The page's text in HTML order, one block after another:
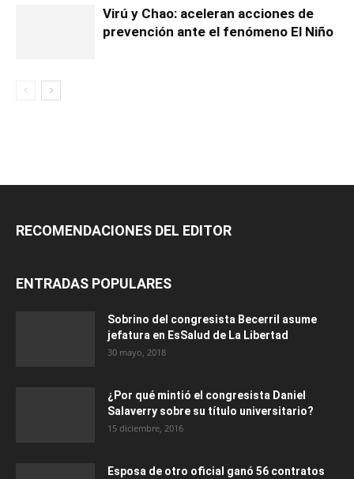
Virú y Chao: aceleran acciones de
prevención ante el fenómeno El Niño
RECOMENDACIONES DEL EDITOR
ENTRADAS POPULARES
Sobrino del congresista Becerril asume
jefatura en EsSalud de La Libertad
30 mayo, 2018
¿Por qué mintió el congresista Daniel
Salaverry sobre su título universitario?
15 diciembre, 2016
Esposa de otro oficial ganó 56 contratos